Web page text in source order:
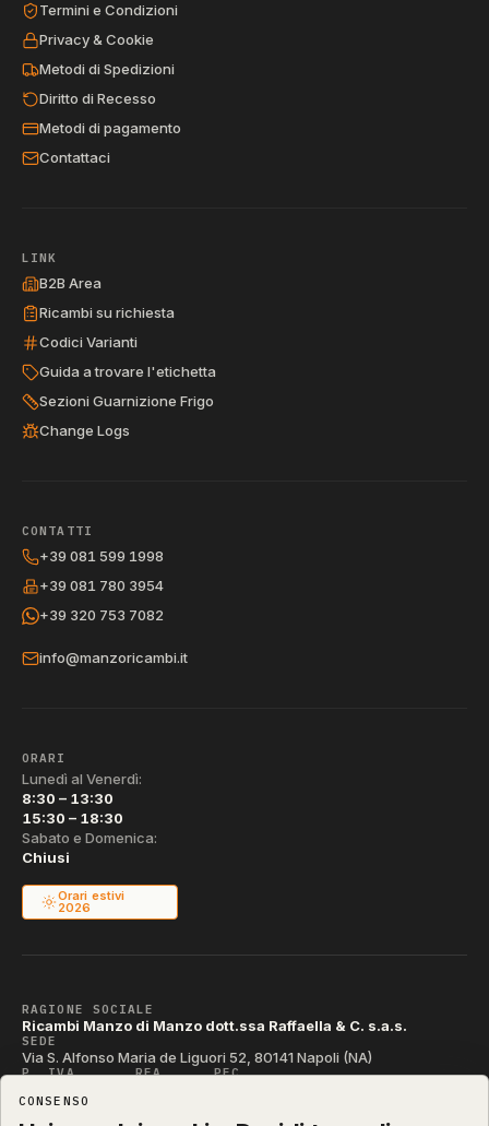
Termini e Condizioni
Privacy & Cookie
Metodi di Spedizioni
Diritto di Recesso
Metodi di pagamento
Contattaci
LINK
B2B Area
Ricambi su richiesta
Codici Varianti
Guida a trovare l'etichetta
Sezioni Guarnizione Frigo
Change Logs
CONTATTI
+39 081 599 1998
+39 081 780 3954
+39 320 753 7082
info@manzoricambi.it
ORARI
Lunedì al Venerdì:
8:30 – 13:30
15:30 – 18:30
Sabato e Domenica:
Chiusi
Orari estivi
2026
RAGIONE SOCIALE
Ricambi Manzo di Manzo dott.ssa Raffaella & C. s.a.s.
SEDE
Via S. Alfonso Maria de Liguori 52, 80141 Napoli (NA)
P. IVA REA PEC
CODICE SDI
T04ZHR3
CONSENSO